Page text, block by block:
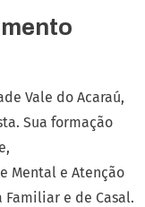
Vale do Acaraú,
Sua formação
Mental e Atenção
Familiar e de Casal.